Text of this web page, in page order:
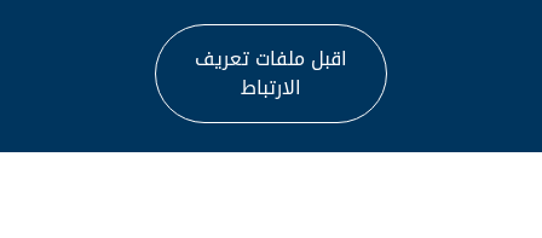
This site is protected by reCAPTCHA and the Google
Privacy PolicyandTerms of Service
اقبل ملفات تعريف
الارتباط